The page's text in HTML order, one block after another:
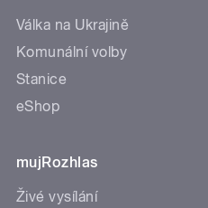
Válka na Ukrajině
Komunální volby
Stanice
eShop
mujRozhlas
Živé vysílání